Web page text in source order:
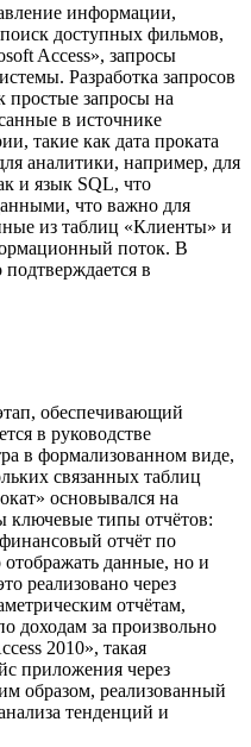
информации,
доступных фильмов,
Access», запросы
Разработка запросов
запросы на
в источнике
такие как дата проката
аналитики, например, для
и язык SQL, что
что важно для
из таблиц «Клиенты» и
поток. В
в
обеспечивающий
в руководстве
в формализованном виде,
связанных таблиц
основывался на
ключевые типы отчётов:
отчёт по
данные, но и
реализовано через
отчётам,
доходам за произвольно
2010», такая
приложения через
образом, реализованный
тенденций и